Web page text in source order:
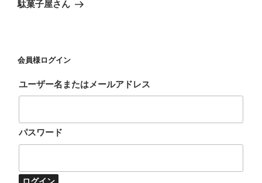
ン
駄菓子屋さん
会員様ログイン
ユーザー名またはメールアドレス
パスワード